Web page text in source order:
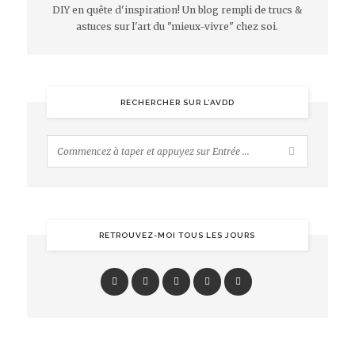
DIY en quête d'inspiration! Un blog rempli de trucs &
astuces sur l'art du "mieux-vivre" chez soi.
RECHERCHER SUR L’AVDD
RETROUVEZ-MOI TOUS LES JOURS